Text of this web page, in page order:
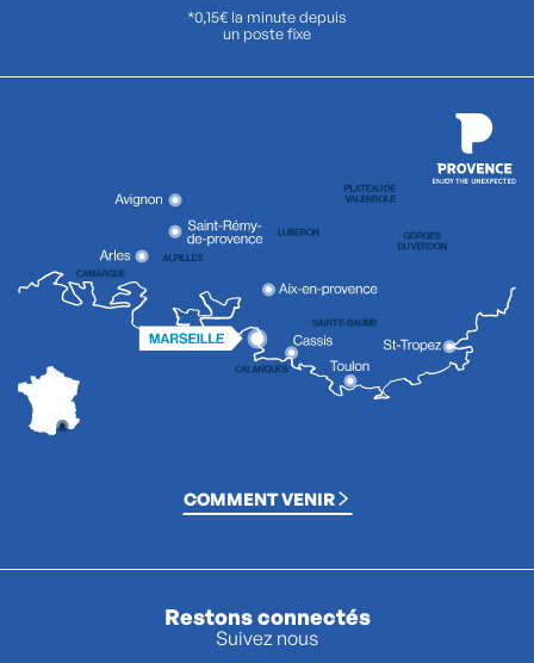
*0,15€ la minute depuis
un poste fixe
COMMENT VENIR
Restons connectés
Suivez nous